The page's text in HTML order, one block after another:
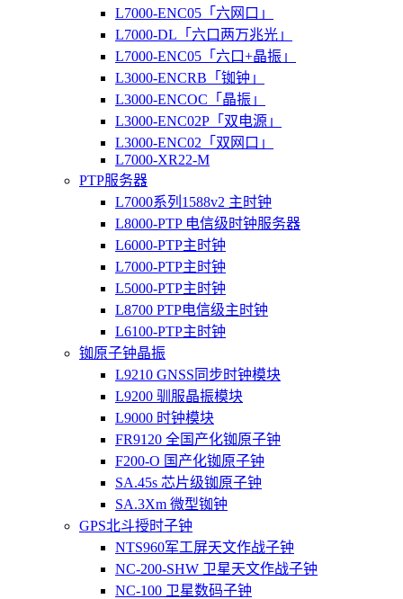
L7000-ENC05「六网口」
L7000-DL「六口两万兆光」
L7000-ENC05「六口+晶振」
L3000-ENCRB「铷钟」
L3000-ENCOC「晶振」
L3000-ENC02P「双电源」
L3000-ENC02「双网口」
L7000-XR22-M
PTP服务器
L7000系列1588v2 主时钟
L8000-PTP 电信级时钟服务器
L6000-PTP主时钟
L7000-PTP主时钟
L5000-PTP主时钟
L8700 PTP电信级主时钟
L6100-PTP主时钟
铷原子钟晶振
L9210 GNSS同步时钟模块
L9200 驯服晶振模块
L9000 时钟模块
FR9120 全国产化铷原子钟
F200-O 国产化铷原子钟
SA.45s 芯片级铷原子钟
SA.3Xm 微型铷钟
GPS北斗授时子钟
NTS960军工屏天文作战子钟
NC-200-SHW 卫星天文作战子钟
NC-100 卫星数码子钟